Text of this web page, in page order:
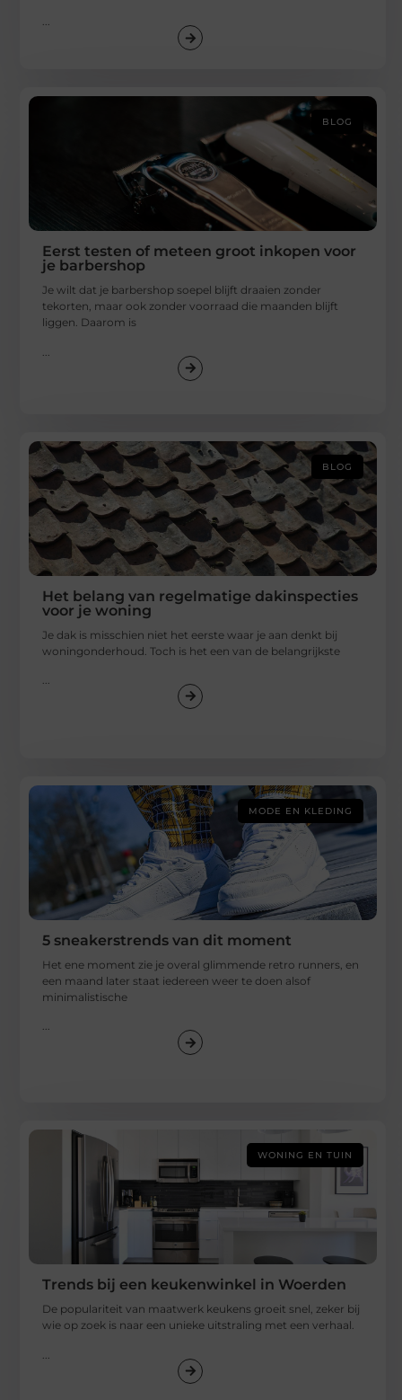
...
BLOG
Eerst testen of meteen groot inkopen voor
je barbershop
Je wilt dat je barbershop soepel blijft draaien zonder
tekorten, maar ook zonder voorraad die maanden blijft
liggen. Daarom is
BLOG
Het belang van regelmatige dakinspecties
voor je woning
Je dak is misschien niet het eerste waar je aan denkt bij
woningonderhoud. Toch is het een van de belangrijkste
MODE EN KLEDING
5 sneakerstrends van dit moment
Het ene moment zie je overal glimmende retro runners, en
een maand later staat iedereen weer te doen alsof
minimalistische
...
WONING EN TUIN
Trends bij een keukenwinkel in Woerden
De populariteit van maatwerk keukens groeit snel, zeker bij
wie op zoek is naar een unieke uitstraling met een verhaal.